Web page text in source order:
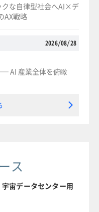
クな自律型社会へAI×デ
AX戦略
2026/08/28
AI 産業全体を俯瞰
ス
宇宙データセンター用